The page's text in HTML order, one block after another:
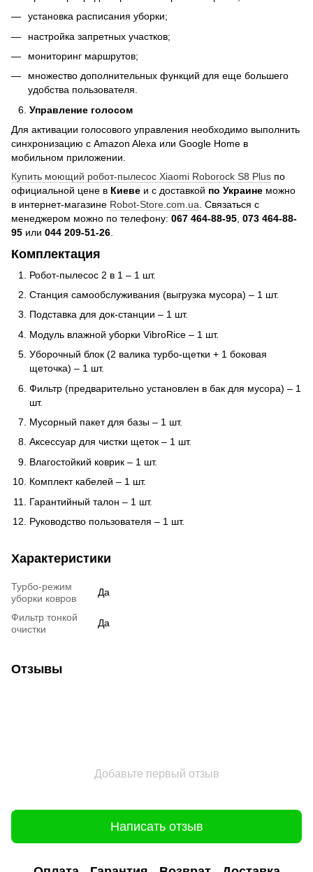
установка расписания уборки;
настройка запретных участков;
мониторинг маршрутов;
множество дополнительных функций для еще большего
удобства пользователя.
Управление голосом
Для активации голосового управления необходимо выполнить
синхронизацию с Amazon Alexa или Google Home в
мобильном приложении.
Купить моющий робот-пылесос Xiaomi Roborock S8 Plus по
официальной цене в Киеве и с доставкой по Украине можно
в интернет-магазине Robot-Store.com.ua . Связаться с
менеджером можно по телефону: 067 464-88-95 073 464-88-
95 или 044 209-51-26
Комплектация
Робот-пылесос 2 в 1 – 1 шт.
Станция самообслуживания (выгрузка мусора) – 1 шт.
Подставка для док-станции – 1 шт.
Модуль влажной уборки VibroRice – 1 шт.
Уборочный блок (2 валика турбо-щетки + 1 боковая
щеточка) – 1 шт.
Фильтр (предварительно установлен в бак для мусора) – 1
шт.
Мусорный пакет для базы – 1 шт.
Аксессуар для чистки щеток – 1 шт.
Влагостойкий коврик – 1 шт.
Комплект кабелей – 1 шт.
Гарантийный талон – 1 шт.
Руководство пользователя – 1 шт.
Характеристики
Турбо-режим
уборки ковров
Да
Фильтр тонкой
очистки
Да
Отзывы
Добавьте первый отзыв
Написать отзыв